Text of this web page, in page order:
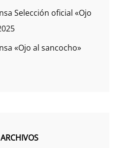
Selección oficial «Ojo
«Ojo al sancocho»
ARCHIVOS